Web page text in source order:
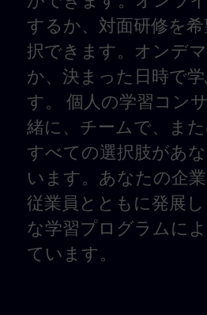
するか、対面研修を
択できます。オンデ
か、決まった日時で
す。 個人の学習コン
緒に、チームで、ま
すべての選択肢があ
います。あなたの企業
従業員とともに発展
な学習プログラムに
ています。